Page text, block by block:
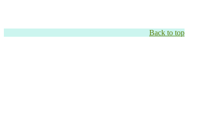
Back to top